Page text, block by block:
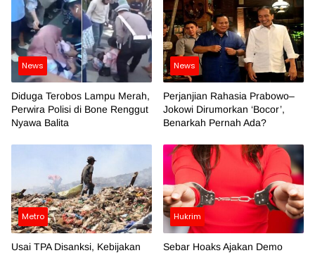
News
Diduga Terobos Lampu Merah,
Perwira Polisi di Bone Renggut
Nyawa Balita
News
Perjanjian Rahasia Prabowo–
Jokowi Dirumorkan ‘Bocor’,
Benarkah Pernah Ada?
Metro
Usai TPA Disanksi, Kebijakan
Hukrim
Sebar Hoaks Ajakan Demo